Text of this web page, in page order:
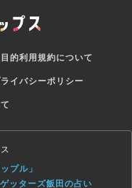
的利用規約について
イバシーポリシー
プル」
ゲッターズ飯田の占い